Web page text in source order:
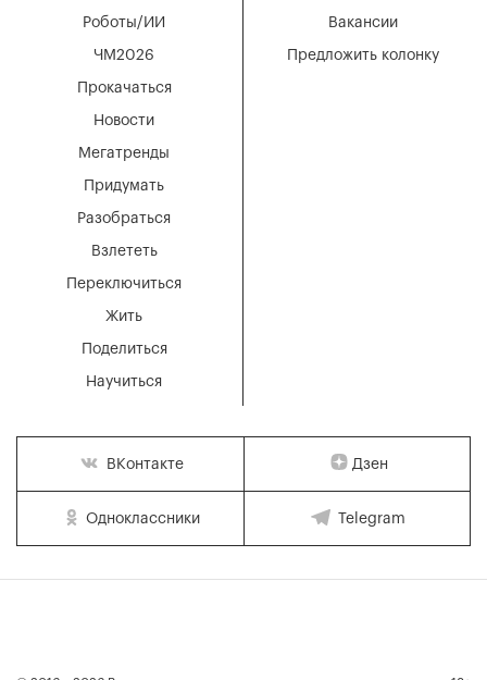
Мегатренды
Придумать
Разобраться
Взлететь
Новости
Переключиться
Жить
Поделиться
Научиться
Роботы/ИИ
ЧМ2026
Прокачаться
Вакансии
Предложить колонку
ВКонтакте Дзен
Одноклассники Telegram